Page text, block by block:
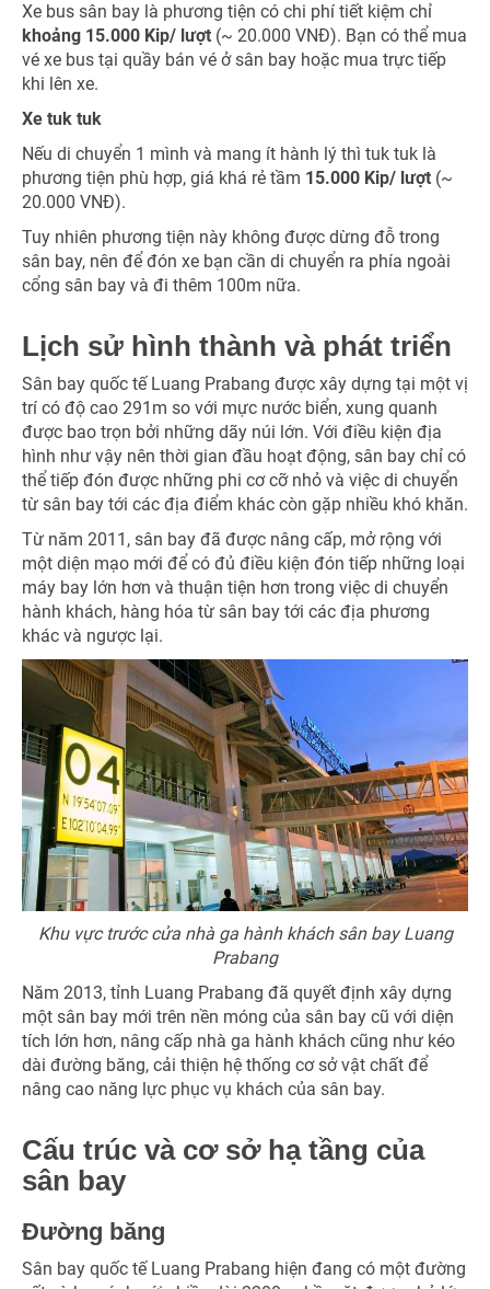
Xe bus sân bay là phương tiện có chi phí tiết kiệm chỉ
khoảng 15.000 Kip/ lượt (~ 20.000 VNĐ). Bạn có thể mua
vé xe bus tại quầy bán vé ở sân bay hoặc mua trực tiếp
khi lên xe.
Xe tuk tuk
Nếu di chuyển 1 mình và mang ít hành lý thì tuk tuk là
phương tiện phù hợp, giá khá rẻ tầm 15.000 Kip/ lượt (~
20.000 VNĐ).
Tuy nhiên phương tiện này không được dừng đỗ trong
sân bay, nên để đón xe bạn cần di chuyển ra phía ngoài
cổng sân bay và đi thêm 100m nữa.
Lịch sử hình thành và phát triển
Sân bay quốc tế Luang Prabang được xây dựng tại một vị
trí có độ cao 291m so với mực nước biển, xung quanh
được bao trọn bởi những dãy núi lớn. Với điều kiện địa
hình như vậy nên thời gian đầu hoạt động, sân bay chỉ có
thể tiếp đón được những phi cơ cỡ nhỏ và việc di chuyển
từ sân bay tới các địa điểm khác còn gặp nhiều khó khăn.
Từ năm 2011, sân bay đã được nâng cấp, mở rộng với
một diện mạo mới để có đủ điều kiện đón tiếp những loại
máy bay lớn hơn và thuận tiện hơn trong việc di chuyển
hành khách, hàng hóa từ sân bay tới các địa phương
khác và ngược lại.
Khu vực trước cửa nhà ga hành khách sân bay Luang
Prabang
Năm 2013, tỉnh Luang Prabang đã quyết định xây dựng
một sân bay mới trên nền móng của sân bay cũ với diện
tích lớn hơn, nâng cấp nhà ga hành khách cũng như kéo
dài đường băng, cải thiện hệ thống cơ sở vật chất để
nâng cao năng lực phục vụ khách của sân bay.
Cấu trúc và cơ sở hạ tầng của
sân bay
Đường băng
Sân bay quốc tế Luang Prabang hiện đang có một đường